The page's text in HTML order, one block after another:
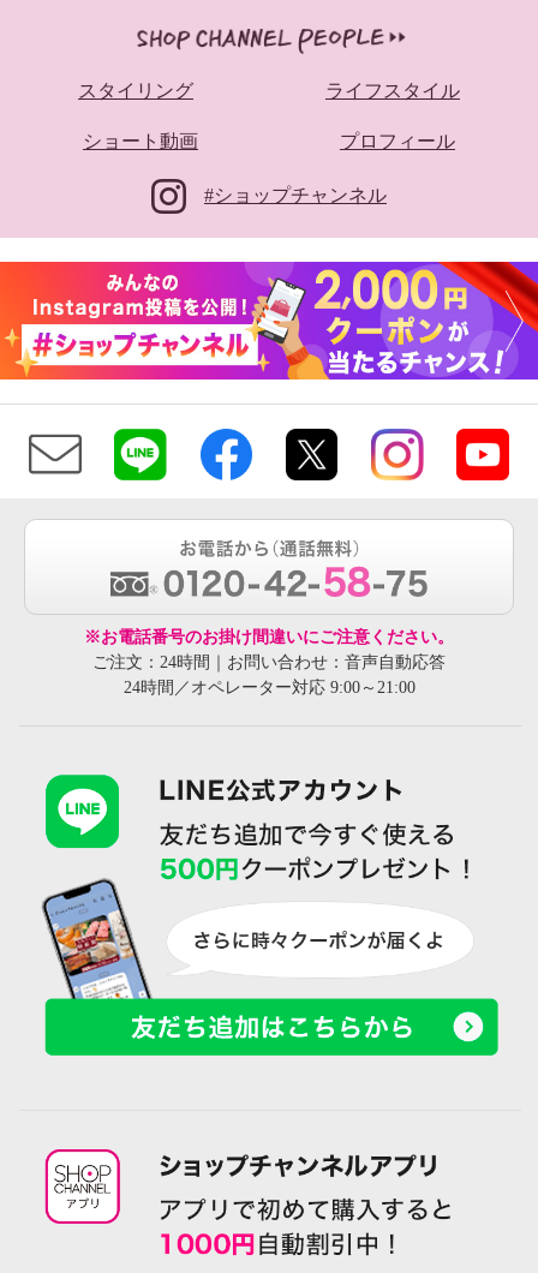
スタイリング ライフスタイル
ショート動画 プロフィール
#ショップチャンネル
※お電話番号のお掛け間違いにご注意ください。
ご注文：24時間｜お問い合わせ：音声自動応答
24時間／オペレーター対応 9:00～21:00